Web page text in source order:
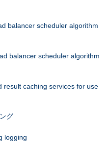
balancer scheduler algorithm
balancer scheduler algorithm
result caching services for use
グ
logging